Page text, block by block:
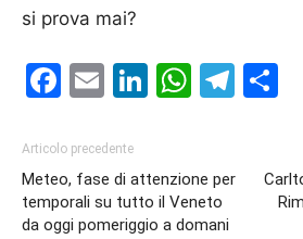
si prova mai?
Facebook
EmailLinkedIn
Articolo precedente
Meteo, fase di attenzione per
temporali su tutto il Veneto
da oggi pomeriggio a domani